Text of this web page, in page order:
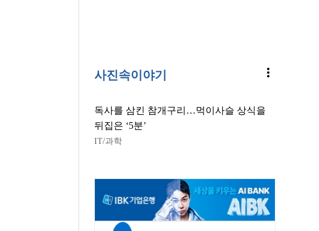
사진속이야기 more_vert
독사를 삼킨 참개구리…먹이사슬 상식을
뒤집은 ‘5분’
IT/과학